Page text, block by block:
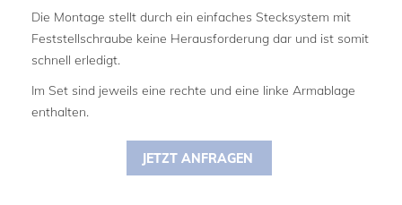
Die Montage stellt durch ein einfaches Stecksystem mit
Feststellschraube keine Herausforderung dar und ist somit
schnell erledigt.
Im Set sind jeweils eine rechte und eine linke Armablage
enthalten.
JETZT ANFRAGEN